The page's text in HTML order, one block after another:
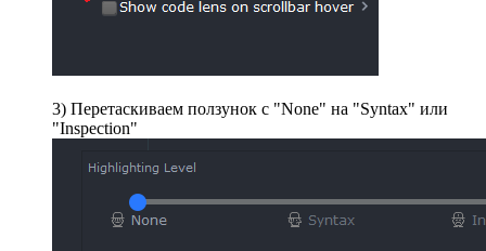
3) Перетаскиваем ползунок с "None" на "Syntax" или
"Inspection"